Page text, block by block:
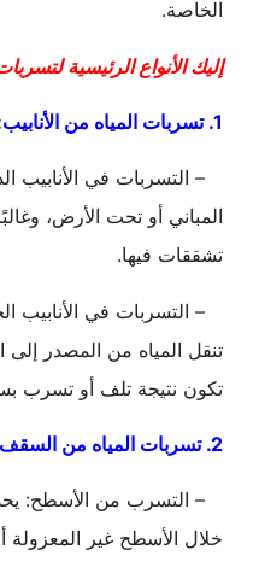
الخاصة.
إليك الأنواع الرئيسية
1. تسربات المياه من الأنابيب:
– التسربات في الأنابيب
المباني أو تحت الأرض،
تشققات فيها.
– التسربات في الأنابيب
تنقل المياه من المصدر إلى
تكون نتيجة تلف أو تسرب
2. تسربات المياه من السقف:
– التسرب من الأسطح:
خلال الأسطح غير المعزولة